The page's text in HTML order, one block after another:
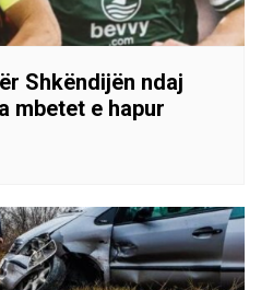
Shkëndijën ndaj
mbetet e hapur